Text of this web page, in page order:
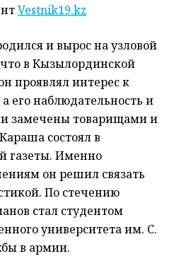
Vestnik19.kz
и вырос на узловой
в Кызылординской
проявлял интерес к
его наблюдательность и
замечены товарищами и
состоял в
газеты. Именно
он решил связать
По стечению
стал студентом
университета им. С.
в армии.